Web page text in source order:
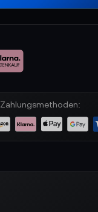
Zahlungsmethoden: